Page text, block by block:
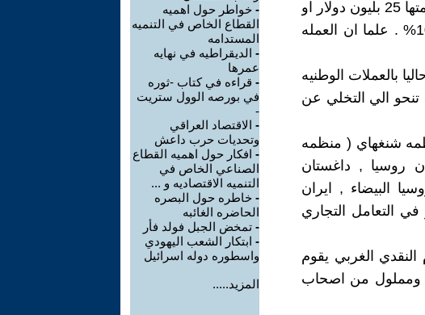
روسيا والصين التي دخلت حيز التنفيذ منذ عام 2014 بصفقه قيمتها 25 بليون دولار او
ما يعادل 150 بليون يوان صيني المغطي بالذهب بالكامل و100% . علما ان العمله
بالعملات الوطنيه
الي التخلي عن
شنغهاي ( منظمه
روسيا , داغستان
البيضاء , ايران
التعامل التجاري
الغربي يقوم
ومملول من اصحاب
- خواطر حول اهميه
القطاع الخاص في التنميه
المستدامه
- الديقراطيه في نهايه
عمرها
- قراءه في كتاب -ثوره
في بورصه الوول ستريت
-
- الاقتصاد العراقي
وتحديات حرب داعش
- افكار حول اهميه القطاع
الصناعي الخاص في
التنميه الاقتصاديه و ...
- خاطره حول البصره
الحاضره الغائبه
- تمخض الجبل فولد فأر
- ابتكار الشعب اليهودي
واسطوره دوله اسرائيل
المزيد.....